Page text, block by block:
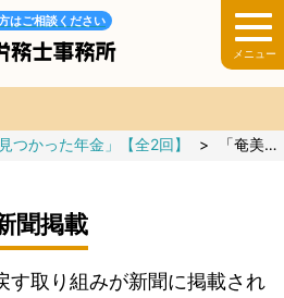
はご相談ください
つかった年金」【全2回】 > 「奄美で見つかった年金」（上）戦時中の年金掘り起こす
聞掲載
す取り組みが新聞に掲載され